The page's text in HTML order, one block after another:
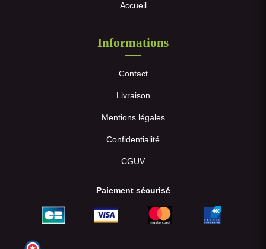
Accueil
Informations
Contact
Livraison
Mentions légales
Confidentialité
CGUV
Paiement sécurisé